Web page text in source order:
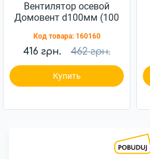
Вентилятор осевой
Домовент d100мм (100
Код товара: 160160
416 грн. 462 грн.
Купить